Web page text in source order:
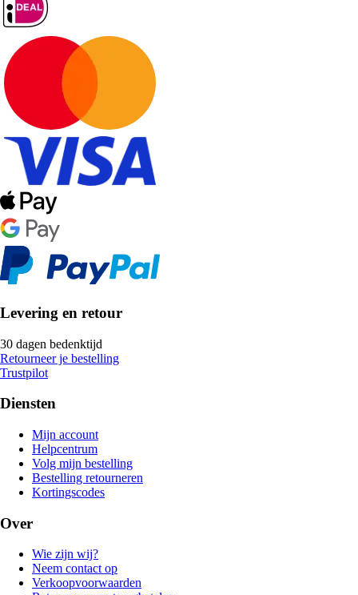
Levering en retour
30 dagen bedenktijd
Retourneer je bestelling
Trustpilot
Diensten
Mijn account
Helpcentrum
Volg mijn bestelling
Bestelling retourneren
Kortingscodes
Over
Wie zijn wij?
Neem contact op
Verkoopvoorwaarden